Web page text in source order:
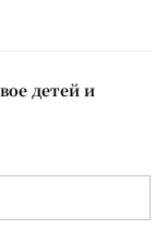
детей и